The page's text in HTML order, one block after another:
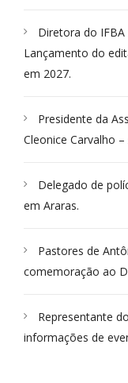
Diretora do
Lançamento do
em 2027.
Presidente da
Cleonice Carvalho
Delegado de
em Araras.
Pastores de
comemoração ao
Representante
informações de